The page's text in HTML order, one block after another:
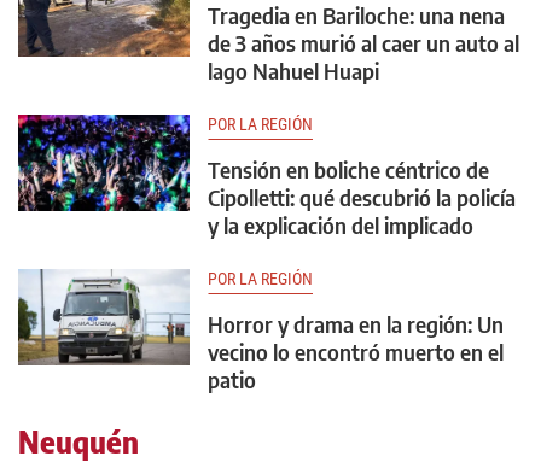
Tragedia en Bariloche: una nena
de 3 años murió al caer un auto al
lago Nahuel Huapi
POR LA REGIÓN
Tensión en boliche céntrico de
Cipolletti: qué descubrió la policía
y la explicación del implicado
POR LA REGIÓN
Horror y drama en la región: Un
vecino lo encontró muerto en el
patio
Neuquén